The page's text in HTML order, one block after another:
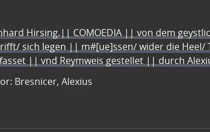
Hirsing.|| COMOEDIA || von dem
sich legen || m#[ue]ssen/ wider die
|| vnd Reymweis gestellet || durch
Bresnicer, Alexius